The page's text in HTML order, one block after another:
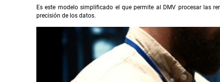
Es este modelo simplificado el que permite al DMV procesar las
precisión de los datos.